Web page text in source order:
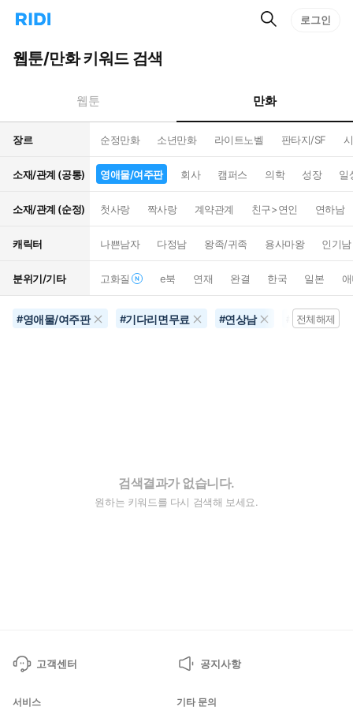
리
홈
으
턴
트
검
로그인
웹툰/만화 키워드 검색
웹툰 만화
장르 순정만화 소년만화 라이트노벨 판타지/SF
소재/관계 (공통) 영애물/여주판 회사 캠퍼스 의학 성장 일
소재/관계 (순정) 첫사랑 짝사랑 계약관계 친구>연인 연하남
캐릭터 나쁜남자 다정남 왕족/귀족 용사마왕 인기남
분위기/기타 고화질 e북 연재 완결 한국 일본
#영애물/여주판 #기다리면무료 #연상남 공포물
전체해제
검색결과가 없습니다.
원하는 키워드를 다시 검색해 보세요.
고객센터 공지사항
서비스 기타 문의